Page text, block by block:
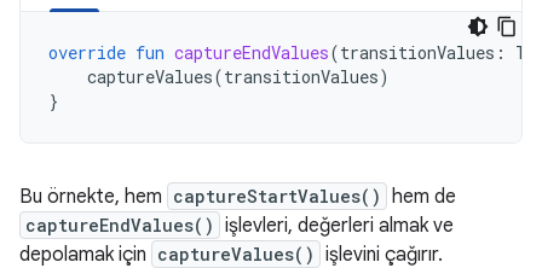
override fun captureEndValues(transitionValues :
captureValues(transitionValues)
}
Bu örnekte, hem captureStartValues() hem de
captureEndValues() işlevleri, değerleri almak ve
depolamak için captureValues() işlevini çağırır.